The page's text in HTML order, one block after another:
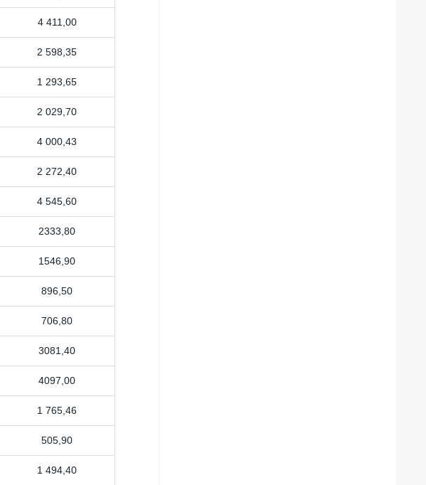
4 411,00
2 598,35
1 293,65
2 029,70
4 000,43
2 272,40
4 545,60
2333,80
1546,90
896,50
706,80
3081,40
4097,00
1 765,46
505,90
1 494,40